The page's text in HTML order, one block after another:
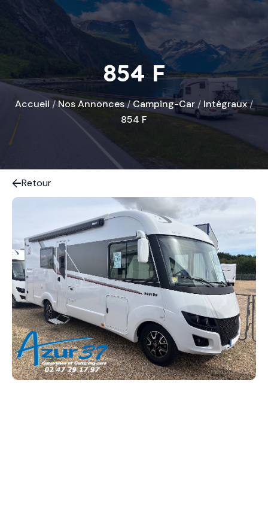
854 F
Accueil /Nos Annonces/Camping-Car / Intégraux/
854 F
Retour